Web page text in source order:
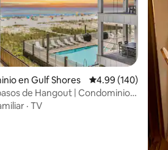
de 5; 408 evaluaciones
en Gulf Shores Calificación
4.99 (140)
de Hangout | Condominio
playa + alberca climatizada
· TV